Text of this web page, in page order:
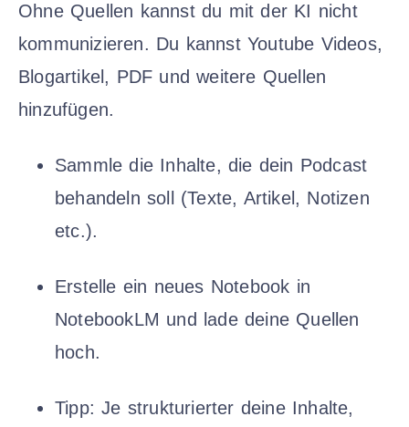
Ohne Quellen kannst du mit der KI nicht
kommunizieren. Du kannst Youtube Videos,
Blogartikel, PDF und weitere Quellen
hinzufügen.
Sammle die Inhalte, die dein Podcast
behandeln soll (Texte, Artikel, Notizen
etc.).
Erstelle ein neues Notebook in
NotebookLM und lade deine Quellen
hoch.
Tipp: Je strukturierter deine Inhalte,